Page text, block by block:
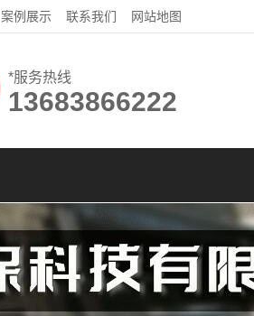
案例展示 联系我们 网站地图
*服务热线
13683866222